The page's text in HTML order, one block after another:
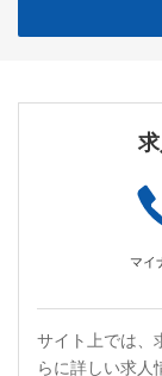
マイ
サイト上では、
らに詳しい求人